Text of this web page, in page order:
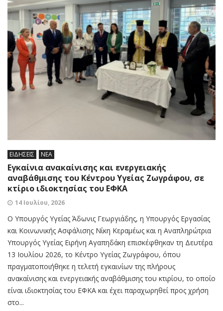
ΕΙΔΗΣΕΙΣ ΝΕΑ
Εγκαίνια ανακαίνισης και ενεργειακής
αναβάθμισης του Κέντρου Υγείας Ζωγράφου, σε
κτίριο ιδιοκτησίας του ΕΦΚΑ
14 Ιουλίου, 2026
Ο Υπουργός Υγείας Άδωνις Γεωργιάδης, η Υπουργός Εργασίας
και Κοινωνικής Ασφάλισης Νίκη Κεραμέως και η Αναπληρώτρια
Υπουργός Υγείας Ειρήνη Αγαπηδάκη επισκέφθηκαν τη Δευτέρα
13 Ιουλίου 2026, το Κέντρο Υγείας Ζωγράφου, όπου
πραγματοποιήθηκε η τελετή εγκαινίων της πλήρους
ανακαίνισης και ενεργειακής αναβάθμισης του κτιρίου, το οποίο
είναι ιδιοκτησίας του ΕΦΚΑ και έχει παραχωρηθεί προς χρήση
στο...